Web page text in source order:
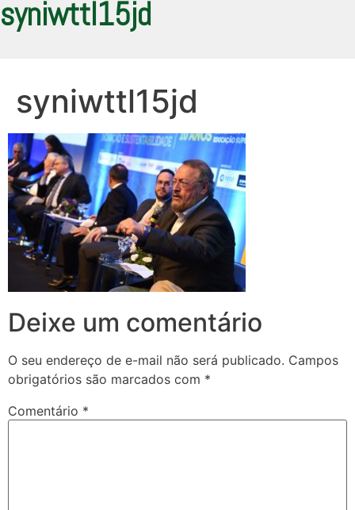
syniwttl15jd
syniwttl15jd
Deixe um comentário
O seu endereço de e-mail não será publicado. Campos
obrigatórios são marcados com *
Comentário *